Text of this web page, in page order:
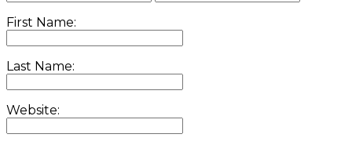
First Name:
Last Name:
Website: